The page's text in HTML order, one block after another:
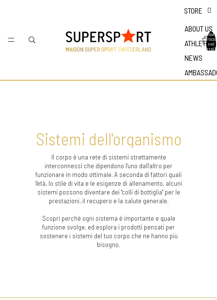
STORE
ABOUT US
ATHLETES
NEWS
Totale
nel
Sistemi dell'organismo
Il corpo è una rete di sistemi strettamente
interconnessi che dipendono l'uno dall'altro per
funzionare in modo ottimale. A seconda di fattori quali
l'età, lo stile di vita e le esigenze di allenamento, alcuni
sistemi possono diventare dei "colli di bottiglia" per le
prestazioni, il recupero e la salute generale.
Scopri perché ogni sistema è importante e quale
funzione svolge, ed esplora i prodotti pensati per
sostenere i sistemi del tuo corpo che ne hanno più
bisogno.